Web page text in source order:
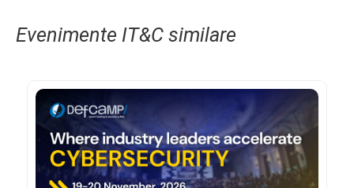
Evenimente IT&C similare